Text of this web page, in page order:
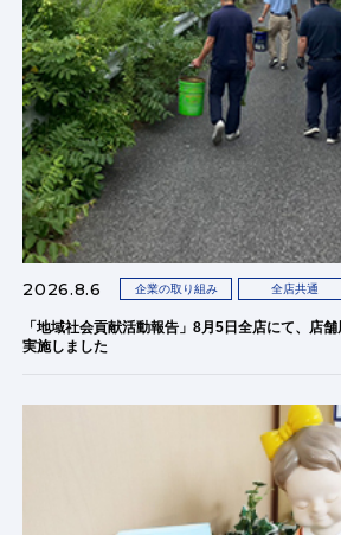
2026.8.6 企業の取り組み 全店共通
「地域社会貢献活動報告」8月5日全店にて、店
実施しました